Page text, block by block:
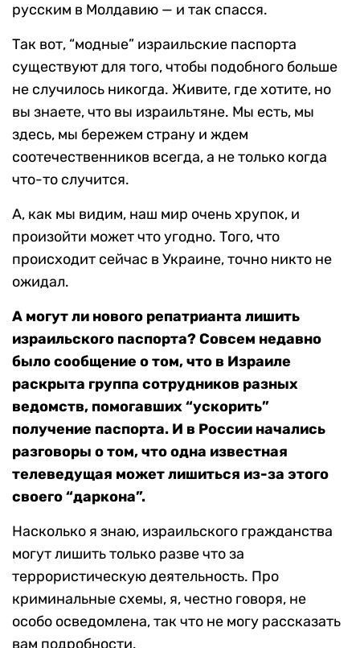
русским в Молдавию — и так спасся.
Так вот, “модные” израильские паспорта
существуют для того, чтобы подобного больше
не случилось никогда. Живите, где хотите, но
вы знаете, что вы израильтяне. Мы есть, мы
здесь, мы бережем страну и ждем
соотечественников всегда, а не только когда
что-то случится.
А, как мы видим, наш мир очень хрупок, и
произойти может что угодно. Того, что
происходит сейчас в Украине, точно никто не
ожидал.
А могут ли нового репатрианта лишить
израильского паспорта? Совсем недавно
было сообщение о том, что в Израиле
раскрыта группа сотрудников разных
ведомств, помогавших “ускорить”
получение паспорта. И в России начались
разговоры о том, что одна известная
телеведущая может лишиться из-за этого
своего “даркона”.
Насколько я знаю, израильского гражданства
могут лишить только разве что за
террористическую деятельность. Про
криминальные схемы, я, честно говоря, не
особо осведомлена, так что не могу рассказать
вам подробности.